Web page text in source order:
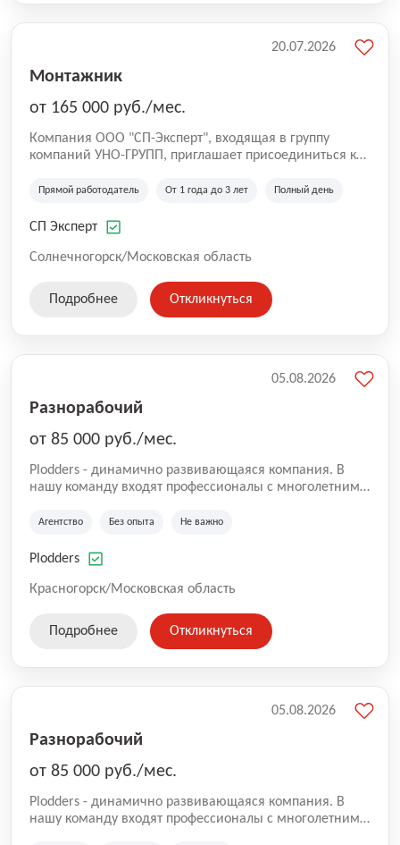
Монтажник
от 165 000 руб./мес.
Компания ООО "СП-Эксперт", входящая в группу
компаний УНО-ГРУПП, приглашает присоединиться к
работаем на рынке с 2005 года и оказываем комплекс
зданий из гибридных модульных блоков свободной
гибридно-модульного строительства.
Прямой работодатель От 1 года до 3 лет Полный день
СП Эксперт
Солнечногорск/Московская область
20.07.2026
Подробнее Откликнуться
Разнорабочий
от 85 000 руб./мес.
Plodders - динамично развивающаяся компания. В
нашу команду входят профессионалы с многолетним
на рынке аутсорсинга, а накопленный опыт позволяют
оказываемых услуг.
Агентство Без опыта Не важно
Plodders
Красногорск/Московская область
05.08.2026
Подробнее Откликнуться
Разнорабочий
от 85 000 руб./мес.
Plodders - динамично развивающаяся компания. В
нашу команду входят профессионалы с многолетним
05.08.2026